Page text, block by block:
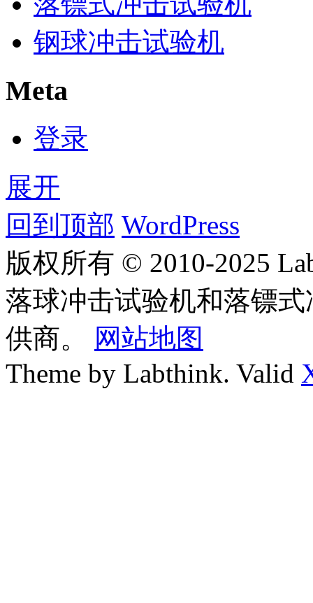
钢球冲击试验机
Meta
登录
展开
回到顶部 WordPress
版权所有 © 2010-2025
落球冲击试验机和落镖
供商。
网站地图
Theme by Labthink. Valid